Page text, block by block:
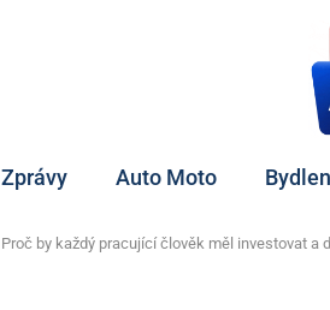
Zprávy Auto Moto
Proč by každý pracující člověk měl investovat a